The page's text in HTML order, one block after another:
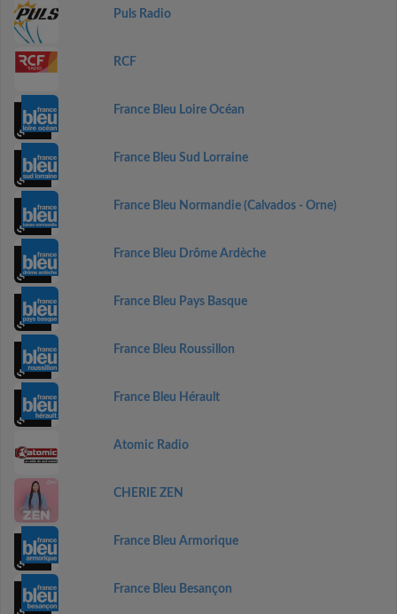
Puls Radio
RCF
France Bleu Loire Océan
France Bleu Sud Lorraine
France Bleu Normandie (Calvados - Orne)
France Bleu Drôme Ardèche
France Bleu Pays Basque
France Bleu Roussillon
France Bleu Hérault
Atomic Radio
CHERIE ZEN
France Bleu Armorique
France Bleu Besançon